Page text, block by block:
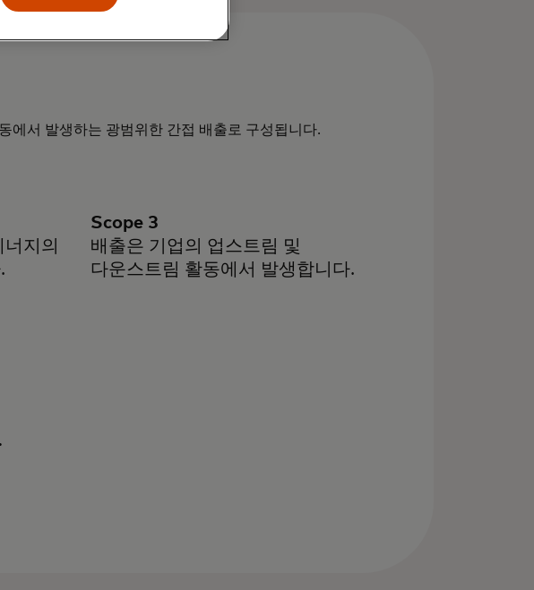
에서 발생하는 광범위한 간접 배출로 구성됩니다.
지의
Scope 3
배출은 기업의 업스트림 및
다운스트림 활동에서 발생합니다.